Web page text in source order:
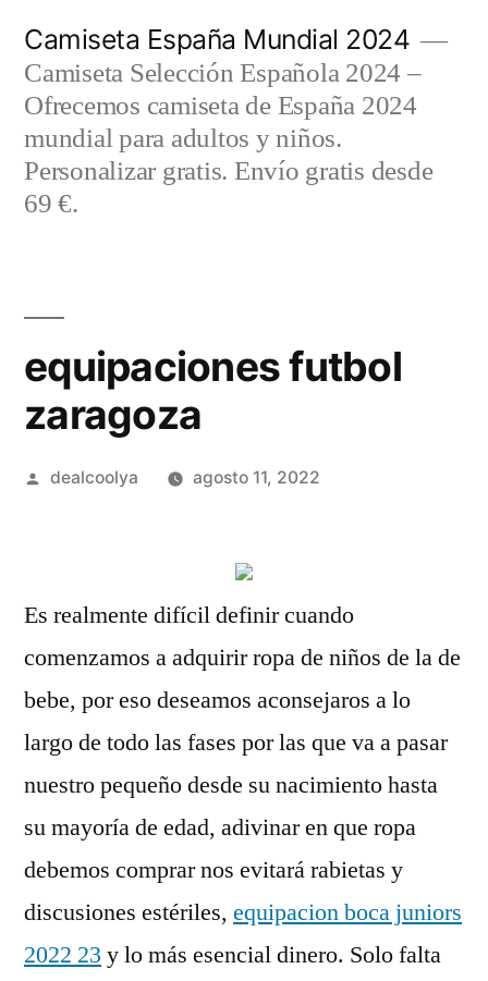
contenido
Camiseta España Mundial 2024
Camiseta Selección Española 2024 –
Ofrecemos camiseta de España 2024
mundial para adultos y niños.
Personalizar gratis. Envío gratis desde
69 €.
equipaciones futbol
zaragoza
Publicado
dealcoolya agosto 11, 2022
Es realmente difícil definir cuando
comenzamos a adquirir ropa de niños de la de
bebe, por eso deseamos aconsejaros a lo
largo de todo las fases por las que va a pasar
nuestro pequeño desde su nacimiento hasta
su mayoría de edad, adivinar en que ropa
debemos comprar nos evitará rabietas y
discusiones estériles, equipacion boca juniors
2022 23 y lo más esencial dinero. Solo falta